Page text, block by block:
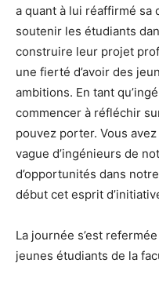
a quant à lui réaffirmé
soutenir les étudiants
construire leur projet
une fierté d’avoir des
ambitions. En tant
commencer à réfléchir
pouvez porter. Vous
vague d’ingénieurs de
d’opportunités dans
début cet esprit
La journée s’est
jeunes étudiants de la